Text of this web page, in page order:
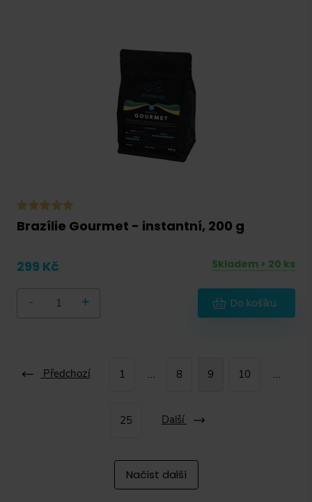
Brazílie Gourmet - instantní, 200 g
299 Kč Skladem > 20 ks
+ Do košíku
Předchozí 1 ... 8 9 10 ...
25 Další
Načíst další